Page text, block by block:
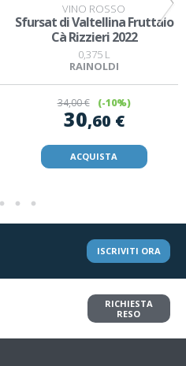
VINO ROSSO
Sfursat di Valtellina Fruttaio
Cà Rizzieri 2022
0,375 L
RAINOLDI
34,00 € (-10%)
30,60 €
ACQUISTA
ISCRIVITI ORA
RICHIESTA
RESO